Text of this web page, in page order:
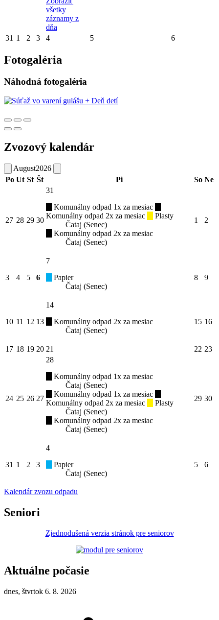
všetky
záznamy z
dňa
31 1 2 3 4 5 6
Fotogaléria
Náhodná fotogaléria
Zvozový kalendár
August2026
Po Ut St Št Pi So Ne
27 28 29 30
31
Komunálny odpad 1x za mesiac
Komunálny odpad 2x za mesiac
Plasty
Čataj (Senec)
Komunálny odpad 2x za mesiac
Čataj (Senec)
1 2
3 4 5 6
7
Papier
Čataj (Senec)
8 9
10 11 12 13
14
Komunálny odpad 2x za mesiac
Čataj (Senec)
15 16
17 18 19 20 21 22 23
24 25 26 27
28
Komunálny odpad 1x za mesiac
Čataj (Senec)
Komunálny odpad 1x za mesiac
Komunálny odpad 2x za mesiac
Plasty
Čataj (Senec)
Komunálny odpad 2x za mesiac
Čataj (Senec)
29 30
31 1 2 3
4
Papier
Čataj (Senec)
5 6
Kalendár zvozu odpadu
Seniori
Zjednodušená verzia stránok pre seniorov
Aktuálne počasie
dnes, štvrtok 6. 8. 2026